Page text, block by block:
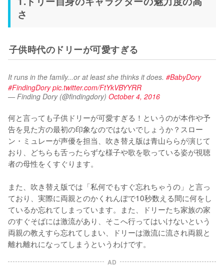
さ
子供時代のドリーが可愛すぎる
It runs in the family...or at least she thinks it does. #BabyDory
#FindingDory pic.twitter.com/FtYkVBYYRR
— Finding Dory (@findingdory) October 4, 2016
何と言っても子供ドリーが可愛すぎる！というのが本作や予
告を見た方の最初の印象なのではないでしょうか？スロー
ン・ミュレーが声優を担当、吹き替え版は青山ららが演じて
おり、どちらも舌ったらずな様子や歌を歌っている姿が視聴
者の母性をくすぐります。
また、吹き替え版では「私何でもすぐ忘れちゃうの」と言っ
ており、実際に両親とのかくれんぼで10秒数える間に何をし
ているか忘れてしまっています。また、ドリーたち家族の家
のすぐそばには激流があり、そこへ行ってはいけないという
両親の教えすら忘れてしまい、ドリーは激流に流され両親と
離れ離れになってしまうというわけです。
AD